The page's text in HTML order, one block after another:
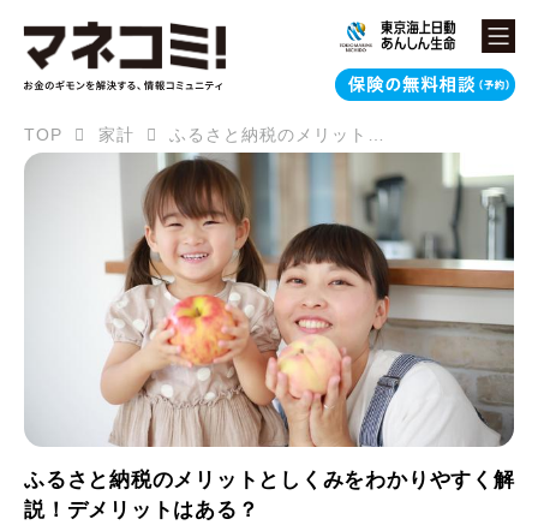
TOP 家計 ふるさと納税のメリットとしくみをわかりやすく解説！デメリットはある？
ふるさと納税のメリットとしくみをわかりやすく解
説！デメリットはある？